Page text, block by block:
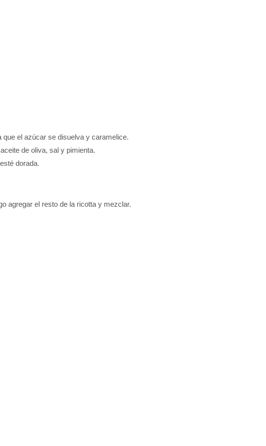
el azúcar se disuelva y caramelice.
de oliva, sal y pimienta.
dorada.
agregar el resto de la ricotta y mezclar.